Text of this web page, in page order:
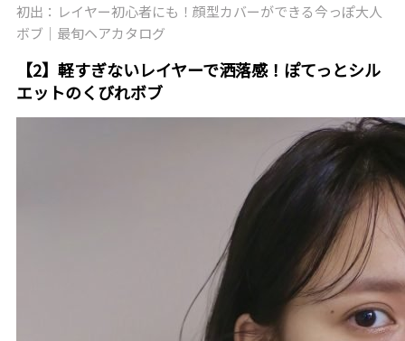
初出：レイヤー初心者にも！顔型カバーができる今っぽ大人
ボブ｜最旬ヘアカタログ
【2】軽すぎないレイヤーで洒落感！ぽてっとシル
エットのくびれボブ